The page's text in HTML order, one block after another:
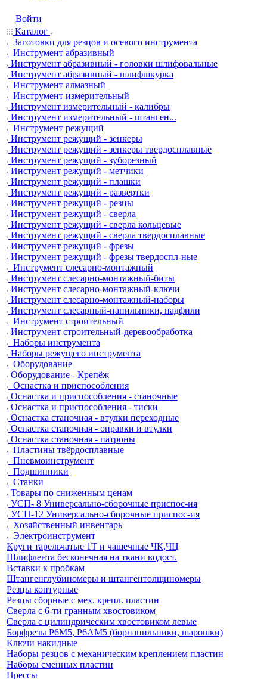
Войти
Каталог
Заготовки для резцов и осевого инструмента
Инструмент абразивный
Инструмент абразивный - головки шлифовальные
Инструмент абразивный - шлифшкурка
Инструмент алмазный
Инструмент измерительный
Инструмент измерительный - калибры
Инструмент измерительный - штанген...
Инструмент режущий
Инструмент режущий - зенкеры
Инструмент режущий - зенкеры твердосплавные
Инструмент режущий - зуборезный
Инструмент режущий - метчики
Инструмент режущий - плашки
Инструмент режущий - развертки
Инструмент режущий - резцы
Инструмент режущий - сверла
Инструмент режущий - сверла кольцевые
Инструмент режущий - сверла твердосплавные
Инструмент режущий - фрезы
Инструмент режущий - фрезы твердоспл-ные
Инструмент слесарно-монтажный
Инструмент слесарно-монтажный-биты
Инструмент слесарно-монтажный-ключи
Инструмент слесарно-монтажный-наборы
Инструмент слесарный-напильники, надфили
Инструмент строительный
Инструмент строительный-деревообработка
Наборы инструмента
Наборы режущего инструмента
Оборудование
Оборудование - Крепёж
Оснастка и приспособления
Оснастка и приспособления - станочные
Оснастка и приспособления - тиски
Оснастка станочная - втулки переходные
Оснастка станочная - оправки и втулки
Оснастка станочная - патроны
Пластины твёрдосплавные
Пневмоинструмент
Подшипники
Станки
Товары по сниженным ценам
УСП- 8 Универсально-сборочные приспос-ия
УСП-12 Универсально-сборочные приспос-ия
Хозяйственный инвентарь
Электроинструмент
Круги тарельчатые 1Т и чашечные ЧК,ЧЦ
Шлифлента бесконечная на ткани водост.
Вставки к пробкам
Штангенглубиномеры и штангентолщиномеры
Резцы контурные
Резцы сборные с мех. крепл. пластин
Сверла с 6-ти гранным хвостовиком
Сверла с цилиндрическим хвостовиком левые
Борфрезы Р6М5, Р6АМ5 (борнапильники, шарошки)
Ключи накидные
Наборы резцов с механическим креплением пластин
Наборы сменных пластин
Прессы